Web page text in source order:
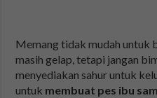
Memang tidak mudah untuk
masih gelap, tetapi jangan
menyediakan sahur untuk
untuk membuat pes ibu